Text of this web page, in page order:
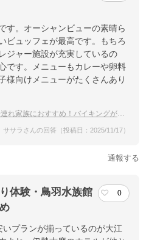
す。オーシャンビューの素晴ら
ビュッフェが最高です。もちろ
ジャー施設が充実しているの
です。メニューもカレーや卵料
様向けメニューがたくさんあり
家族におすすめ！バイキングがある宿は？
ササラさんの回答（投稿日：2025/11/17）
通報する
体験・鳥羽水族館
0
プランが揃っているのが大江